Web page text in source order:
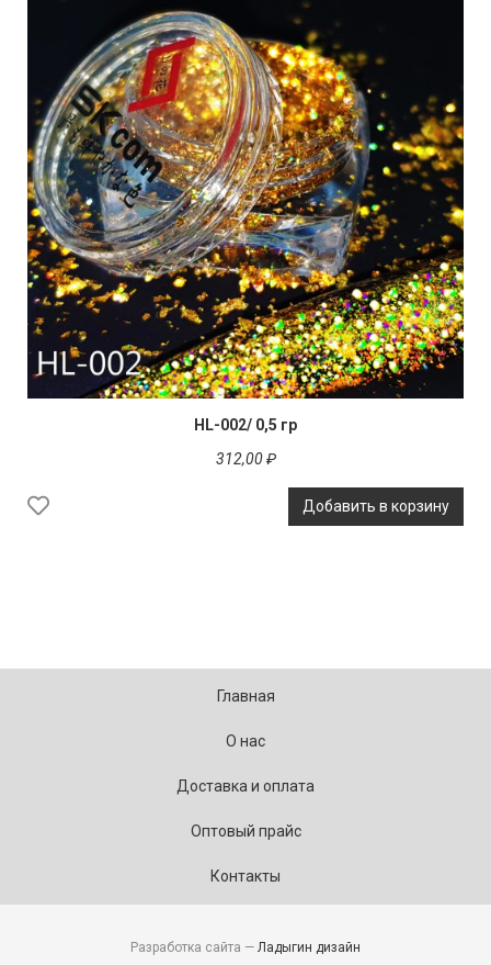
HL-002/ 0,5 гр
312,00 ₽
Добавить в корзину
Главная
О нас
Доставка и оплата
Оптовый прайс
Контакты
Разработка сайта — Ладыгин дизайн